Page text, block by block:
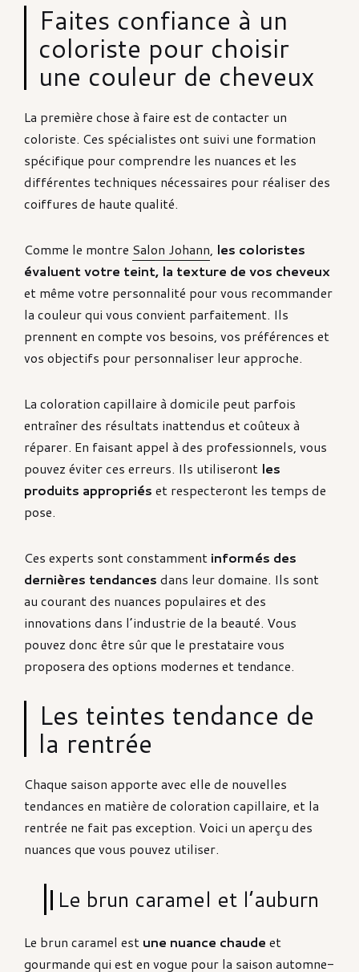
Faites confiance à un
coloriste pour choisir
une couleur de cheveux
La première chose à faire est de contacter un
coloriste. Ces spécialistes ont suivi une formation
spécifique pour comprendre les nuances et les
différentes techniques nécessaires pour réaliser des
coiffures de haute qualité.
Comme le montre Salon Johann, les coloristes
évaluent votre teint, la texture de vos cheveux
et même votre personnalité pour vous recommander
la couleur qui vous convient parfaitement. Ils
prennent en compte vos besoins, vos préférences et
vos objectifs pour personnaliser leur approche.
La coloration capillaire à domicile peut parfois
entraîner des résultats inattendus et coûteux à
réparer. En faisant appel à des professionnels, vous
pouvez éviter ces erreurs. Ils utiliseront les
produits appropriés et respecteront les temps de
pose.
Ces experts sont constamment informés des
dernières tendances dans leur domaine. Ils sont
au courant des nuances populaires et des
innovations dans l’industrie de la beauté. Vous
pouvez donc être sûr que le prestataire vous
proposera des options modernes et tendance.
Les teintes tendance de
la rentrée
Chaque saison apporte avec elle de nouvelles
tendances en matière de coloration capillaire, et la
rentrée ne fait pas exception. Voici un aperçu des
nuances que vous pouvez utiliser.
Le brun caramel et l’auburn
Le brun caramel est une nuance chaude et
gourmande qui est en vogue pour la saison automne-